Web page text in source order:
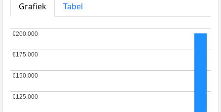
Grafiek
Tabel
€125.000
€125.000
€150.000
€150.000
€175.000
€175.000
€200.000
€200.000